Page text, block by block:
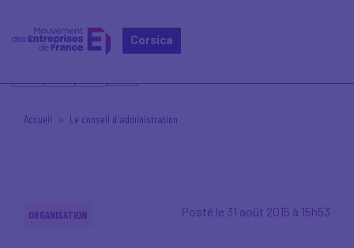
Corsica
Accueil Le conseil d'administration
ORGANISATION Posté le 31 août 2015 à 15h53